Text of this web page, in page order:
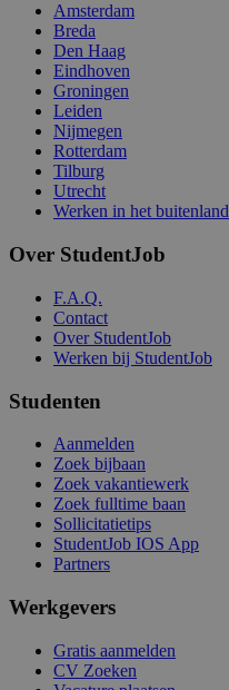
Amsterdam
Breda
Den Haag
Eindhoven
Groningen
Leiden
Nijmegen
Rotterdam
Tilburg
Utrecht
Werken in het buitenland
Over StudentJob
F.A.Q.
Contact
Over StudentJob
Werken bij StudentJob
Studenten
Aanmelden
Zoek bijbaan
Zoek vakantiewerk
Zoek fulltime baan
Sollicitatietips
StudentJob IOS App
Partners
Werkgevers
Gratis aanmelden
CV Zoeken